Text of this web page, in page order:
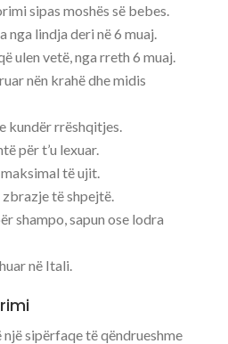
sipas moshës së bebes.
nga lindja deri në 6 muaj.
ulen vetë, nga rreth 6 muaj.
nën krahë dhe midis
kundër rrëshqitjes.
për t’u lexuar.
të ujit.
të shpejtë.
shampo, sapun ose lodra
në Itali.
sipërfaqe të qëndrueshme